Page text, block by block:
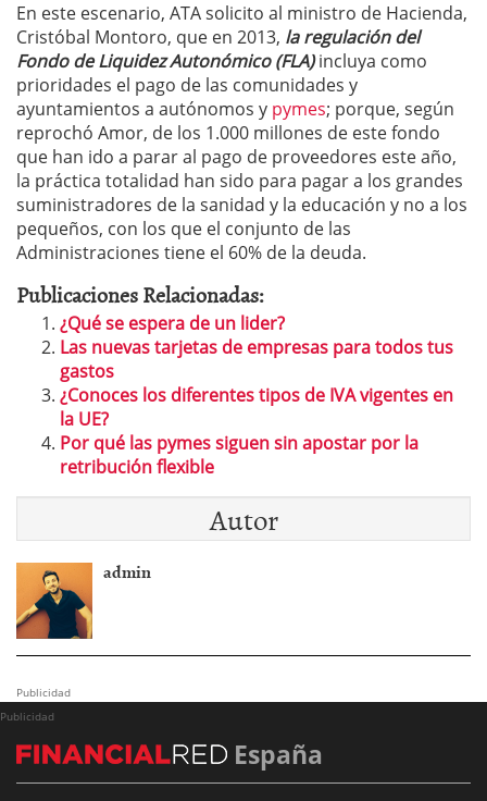
En este escenario, ATA solicito al ministro de Hacienda,
Cristóbal Montoro, que en 2013, la regulación del
Fondo de Liquidez Autonómico (FLA)incluya como
prioridades el pago de las comunidades y
ayuntamientos a autónomos y pymes; porque, según
reprochó Amor, de los 1.000 millones de este fondo
que han ido a parar al pago de proveedores este año,
la práctica totalidad han sido para pagar a los grandes
suministradores de la sanidad y la educación y no a los
pequeños, con los que el conjunto de las
Administraciones tiene el 60% de la deuda.
Publicaciones Relacionadas:
¿Qué se espera de un lider?
Las nuevas tarjetas de empresas para todos tus
gastos
¿Conoces los diferentes tipos de IVA vigentes en
la UE?
Por qué las pymes siguen sin apostar por la
retribución flexible
Autor
admin
Publicidad
Publicidad
España